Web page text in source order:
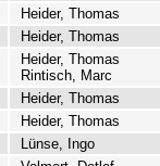
Heider, Thomas
Heider, Thomas
Heider, Thomas
Rintisch, Marc
Heider, Thomas
Heider, Thomas
Lünse, Ingo